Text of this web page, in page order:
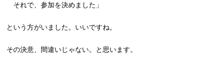
それで、参加を決めました」
という方がいました。いいですね。
その決意、間違いじゃない。と思います。